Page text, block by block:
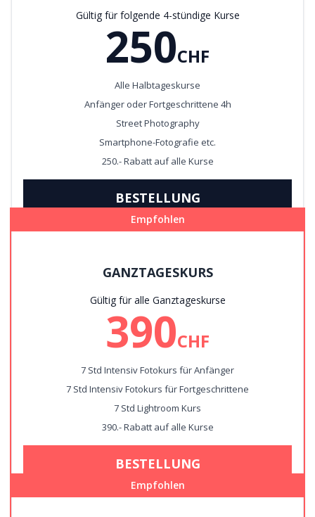
Gültig für folgende 4-stündige Kurse
250CHF
Alle Halbtageskurse
Anfänger oder Fortgeschrittene 4h
Street Photography
Smartphone-Fotografie etc.
250.- Rabatt auf alle Kurse
BESTELLUNG
Empfohlen
GANZTAGESKURS
Gültig für alle Ganztageskurse
390CHF
7 Std Intensiv Fotokurs für Anfänger
7 Std Intensiv Fotokurs für Fortgeschrittene
7 Std Lightroom Kurs
390.- Rabatt auf alle Kurse
BESTELLUNG
Empfohlen